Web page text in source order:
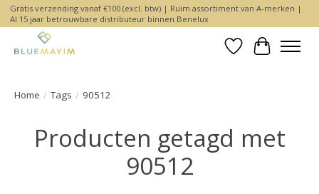
Gratis verzending vanaf €100 (excl. btw) | Ruim assortiment van A-merken |
Al 15 jaar betrouwbare distributeur binnen Benelux
Verlanglijst
Home / Tags / 90512
Producten getagd met
90512